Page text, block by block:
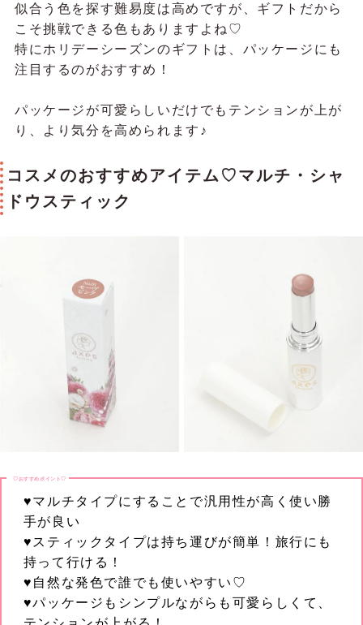
似合う色を探す難易度は高めですが、ギフトだから
こそ挑戦できる色もありますよね♡
特にホリデーシーズンのギフトは、パッケージにも
注目するのがおすすめ！
パッケージが可愛らしいだけでもテンションが上が
り、より気分を高められます♪
コスメのおすすめアイテム♡マルチ・シャ
ドウスティック
♡おすすめポイント♡
♥マルチタイプにすることで汎用性が高く使い勝
手が良い
♥スティックタイプは持ち運びが簡単！旅行にも
持って行ける！
♥自然な発色で誰でも使いやすい♡
♥パッケージもシンプルながらも可愛らしくて、